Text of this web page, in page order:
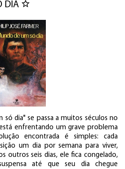
DIA
só dia" se passa a muitos séculos no
enfrentando um grave problema
encontrada é simples: cada
um dia por semana para viver,
outros seis dias, ele fica congelado,
até que seu dia chegue